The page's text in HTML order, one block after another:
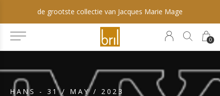
0
de grootste collectie van Jacques Marie Mage
HANS - 31 / MAY / 2023